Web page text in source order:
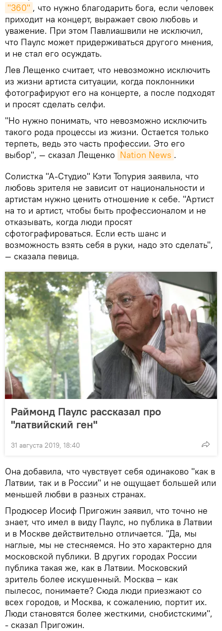
"360" , что нужно благодарить бога, если человек
приходит на концерт, выражает свою любовь и
уважение. При этом Павлиашвили не исключил,
что Паулс может придерживаться другого мнения,
и не стал его осуждать.
Лев Лещенко считает, что невозможно исключить
из жизни артиста ситуации, когда поклонники
фотографируют его на концерте, а после подходят
и просят сделать селфи.
"Но нужно понимать, что невозможно исключить
такого рода процессы из жизни. Остается только
терпеть, ведь это часть профессии. Это его
выбор", — сказал Лещенко Nation News .
Солистка "А-Студио" Кэти Топурия заявила, что
любовь зрителя не зависит от национальности и
артистам нужно ценить отношение к себе. "Артист
на то и артист, чтобы быть профессионалом и не
отказывать, когда люди просят
сфотографироваться. Если есть шанс и
возможность взять себя в руки, надо это сделать",
— сказала певица.
Раймонд Паулс рассказал про
"латвийский ген"
31 августа 2019, 18:40
Она добавила, что чувствует себя одинаково "как в
Латвии, так и в России" и не ощущает большей или
меньшей любви в разных странах.
Продюсер Иосиф Пригожин заявил, что точно не
знает, что имел в виду Паулс, но публика в Латвии
и в Москве действительно отличается. "Да, мы
наглые, мы не стесняемся. Но это характерно для
московской публики. В других городах России
публика такая же, как в Латвии. Московский
зритель более искушенный. Москва ‒ как
пылесос, понимаете? Сюда люди приезжают со
всех городов, и Москва, к сожалению, портит их.
Люди становятся более жесткими, снобистскими",
- сказал Пригожин.